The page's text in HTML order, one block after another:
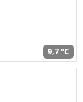
9,7 °C